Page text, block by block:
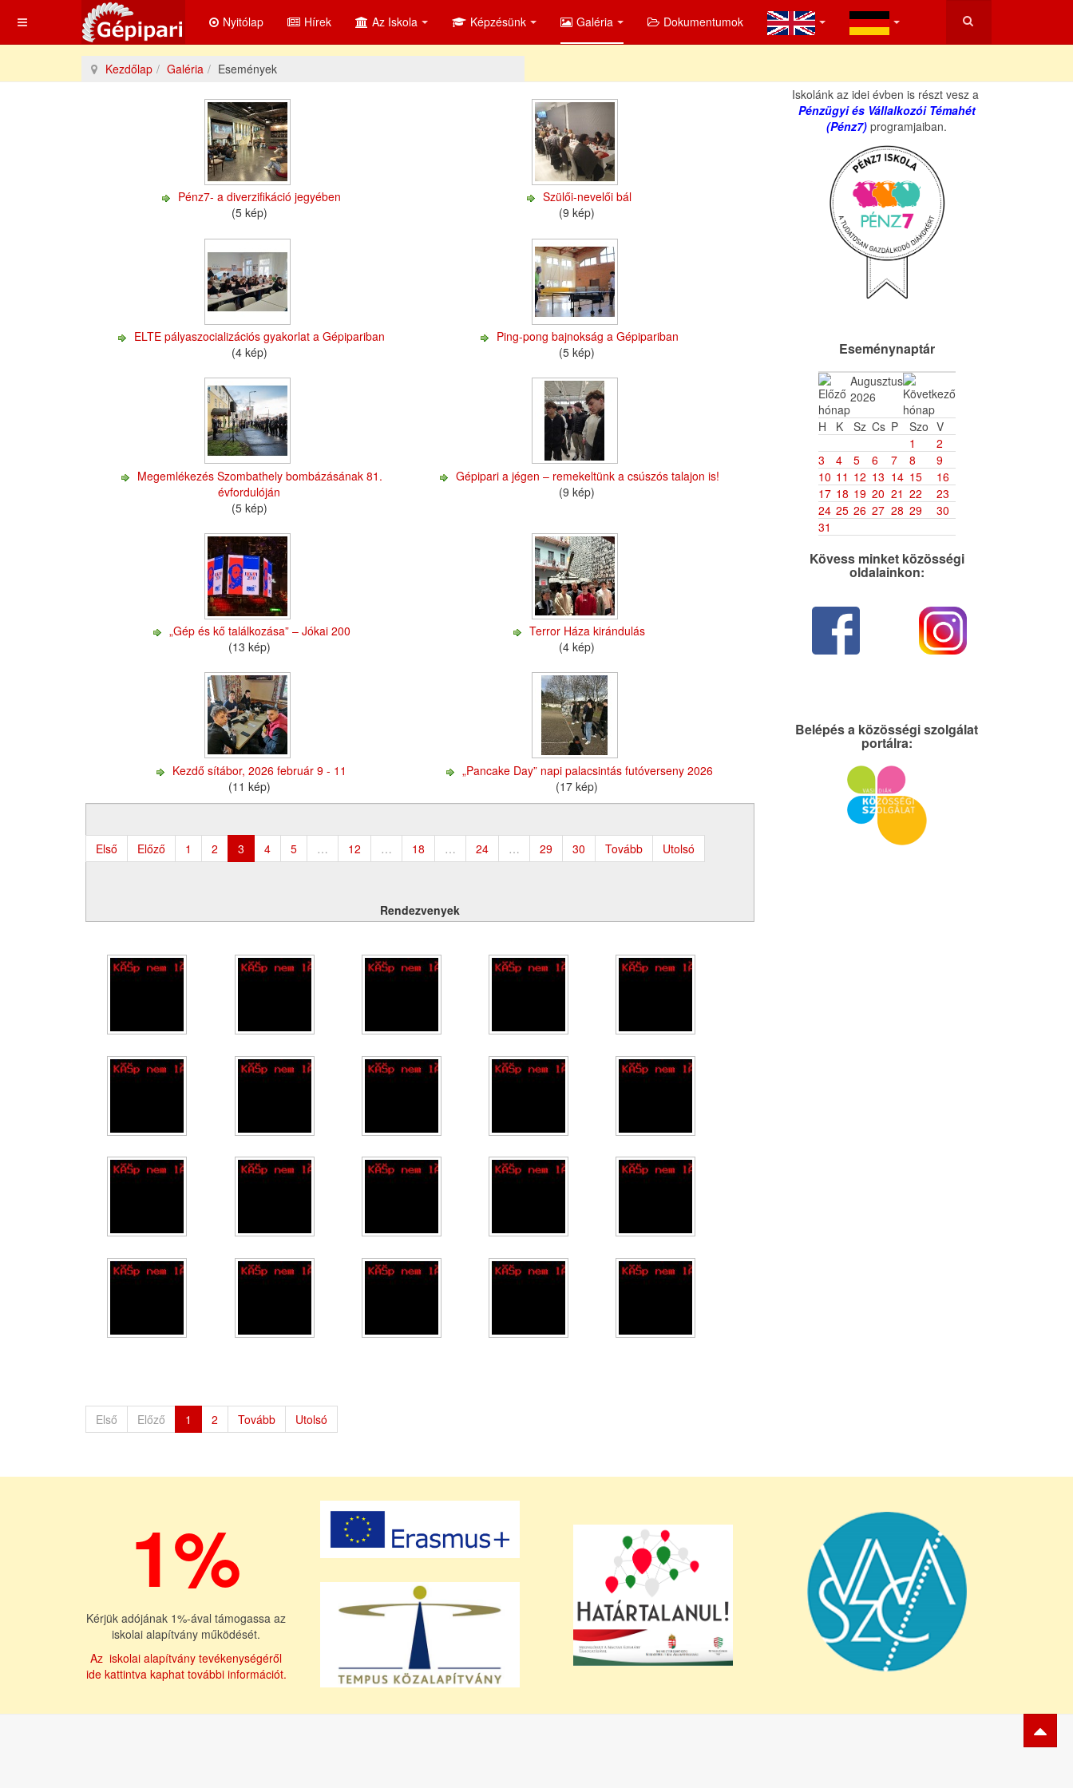
Nyitólap Hírek Az Iskola Képzésünk Galéria Dokumentumok
Kezdőlap Galéria Események
Pénz7- a diverzifikáció jegyében
(5 kép)
Szülői-nevelői bál
(9 kép)
ELTE pályaszocializációs gyakorlat a Gépipariban
(4 kép)
Ping-pong bajnokság a Gépipariban
(5 kép)
Megemlékezés Szombathely bombázásának 81.
évfordulóján
(5 kép)
Gépipari a jégen – remekeltünk a csúszós talajon is!
(9 kép)
„Gép és kő találkozása” – Jókai 200
(13 kép)
Terror Háza kirándulás
(4 kép)
Kezdő sítábor, 2026 február 9 - 11
(11 kép)
„Pancake Day” napi palacsintás futóverseny 2026
(17 kép)
Első Előző 1 2 3 4 5 … 12 … 18 … 24 … 29 30 Tovább Utolsó
Rendezvenyek
Első Előző 1 2 Tovább Utolsó
Iskolánk az idei évben is részt vesz a
Pénzügyi és Vállalkozói Témahét
(Pénz7) programjaiban.
Eseménynaptár
Augusztus
2026
H
K Sz Cs P Szo V
1
2
3
4 5 6 7 8
9
10 11 12 13 14 15
16
17 18 19 20 21 22
23
24 25 26 27 28 29
30
31
Kövess minket közösségi
oldalainkon:
Belépés a közösségi szolgálat
portálra:
1%
Kérjük adójának 1%-ával támogassa az
iskolai alapítvány működését.
Az iskolai alapítvány tevékenységéről
ide kattintva kaphat további információt.